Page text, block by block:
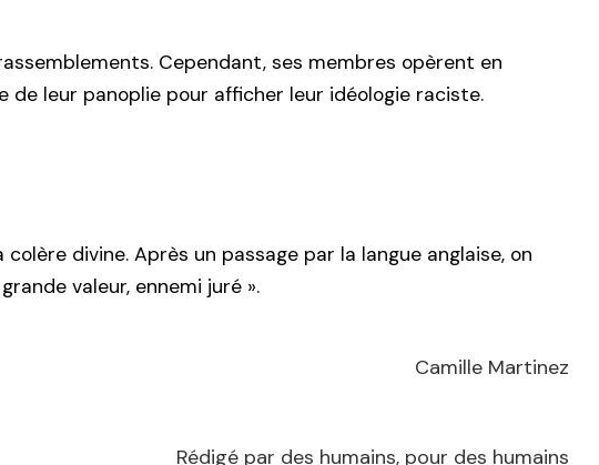
Cependant, ses membres opèrent en
leur panoplie pour afficher leur idéologie raciste.
divine. Après un passage par la langue anglaise, on
valeur, ennemi juré ».
Camille Martinez
Rédigé par des humains, pour des humains